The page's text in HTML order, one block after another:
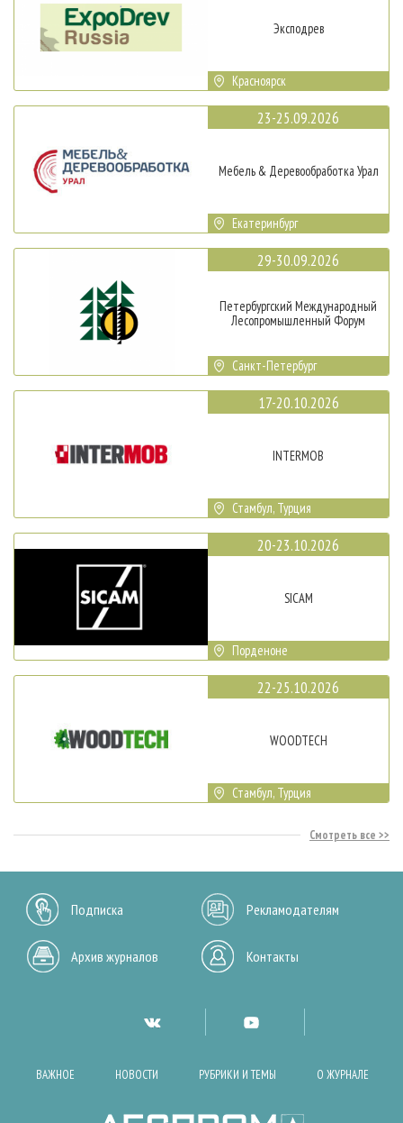
Эксподрев
Красноярск
23-25.09.2026
Мебель & Деревообработка Урал
Екатеринбург
29-30.09.2026
Петербургский Международный
Лесопромышленный Форум
Санкт-Петербург
17-20.10.2026
INTERMOB
Стамбул, Турция
20-23.10.2026
SICAM
Порденоне
22-25.10.2026
WOODTECH
Стамбул, Турция
Смотреть все
Подписка Рекламодателям
Архив журналов Контакты
ВАЖНОЕ НОВОСТИ РУБРИКИ И ТЕМЫ О ЖУРНАЛЕ